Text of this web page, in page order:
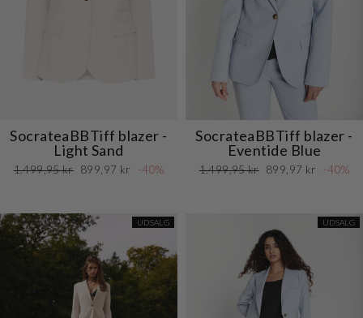
SocrateaBBTiff blazer -
Light Sand
Normalpris
1.499,95 kr Udsalgspris
899,97 kr -40%
SocrateaBBTiff blazer -
Eventide Blue
Normalpris
1.499,95 kr Udsalgspris
899,97 kr -40%
UDSALG UDSALG